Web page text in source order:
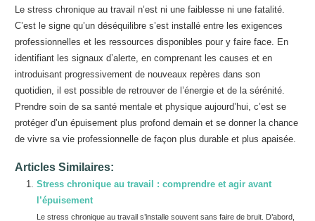
Le stress chronique au travail n’est ni une faiblesse ni une fatalité.
C’est le signe qu’un déséquilibre s’est installé entre les exigences
professionnelles et les ressources disponibles pour y faire face. En
identifiant les signaux d’alerte, en comprenant les causes et en
introduisant progressivement de nouveaux repères dans son
quotidien, il est possible de retrouver de l’énergie et de la sérénité.
Prendre soin de sa santé mentale et physique aujourd’hui, c’est se
protéger d’un épuisement plus profond demain et se donner la chance
de vivre sa vie professionnelle de façon plus durable et plus apaisée.
Articles Similaires:
Stress chronique au travail : comprendre et agir avant
l’épuisement
Le stress chronique au travail s’installe souvent sans faire de bruit. D’abord,